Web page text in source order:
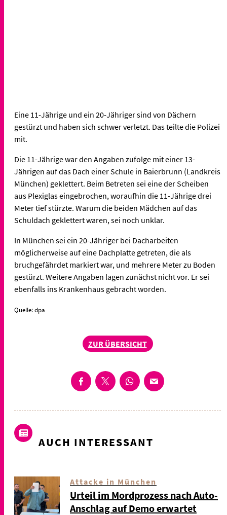
Eine 11-Jährige und ein 20-Jähriger sind von Dächern
gestürzt und haben sich schwer verletzt. Das teilte die Polizei
mit.
Die 11-Jährige war den Angaben zufolge mit einer 13-
Jährigen auf das Dach einer Schule in Baierbrunn (Landkreis
München) geklettert. Beim Betreten sei eine der Scheiben
aus Plexiglas eingebrochen, woraufhin die 11-Jährige drei
Meter tief stürzte. Warum die beiden Mädchen auf das
Schuldach geklettert waren, sei noch unklar.
In München sei ein 20-Jähriger bei Dacharbeiten
möglicherweise auf eine Dachplatte getreten, die als
bruchgefährdet markiert war, und mehrere Meter zu Boden
gestürzt. Weitere Angaben lagen zunächst nicht vor. Er sei
ebenfalls ins Krankenhaus gebracht worden.
Quelle: dpa
ZUR ÜBERSICHT
AUCH INTERESSANT
Attacke in München
Urteil im Mordprozess nach Auto-
Anschlag auf Demo erwartet